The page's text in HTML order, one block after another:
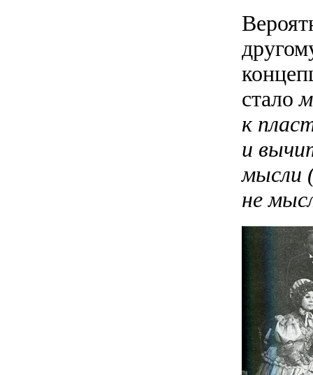
стало
к
и
мысли
не